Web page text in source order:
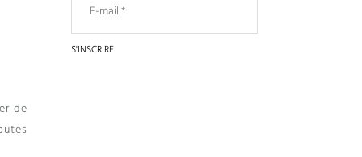
de